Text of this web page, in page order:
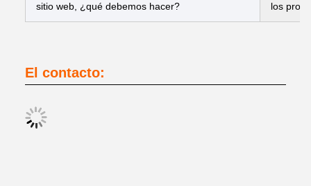
sitio web, ¿qué debemos hacer?
los
El contacto: